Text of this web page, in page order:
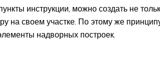
инструкции, можно создать не
своем участке. По этому же
надворных построек.